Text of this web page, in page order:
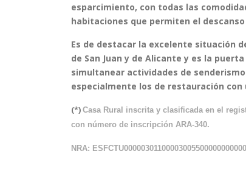
esparcimiento, con todas las
habitaciones que permiten el
Es de destacar la excelente situación
de San Juan y de Alicante y es la
simultanear actividades de
especialmente los de restauración
(*) Casa Rural inscrita y clasificada en el
con número de inscripción ARA-340.
NRA: